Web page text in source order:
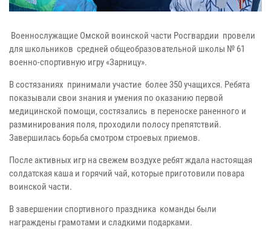
Военнослужащие Омской воинской части Росгвардии провели
для школьников средней общеобразовательной школы № 61
военно-спортивную игру «Зарницу».
В состязаниях принимали участие более 350 учащихся. Ребята
показывали свои знания и умения по оказанию первой
медицинской помощи, состязались в переноске раненного и
разминирования поля, проходили полосу препятствий.
Завершилась борьба смотром строевых приемов.
После активных игр на свежем воздухе ребят ждала настоящая
солдатская каша и горячий чай, которые приготовили повара
воинской части.
В завершении спортивного праздника команды были
награждены грамотами и сладкими подарками.